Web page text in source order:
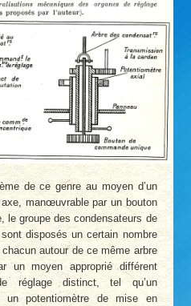
de ce genre au moyen d’un
manœuvrable par un bouton
le groupe des condensateurs de
disposés un certain nombre
autour de ce même arbre
un moyen approprié différent
réglage distinct, tel qu’un
un potentiomètre de mise en